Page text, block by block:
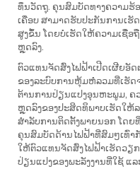
ທຶນວັດຖຸ. ຄຸນສົມບັດທາງຄວາມ
ເຄືອບ ສາມາດຮັບປະກັນການເ
ສູງຂຶ້ນ ໂດຍບໍ່ເຮັດໃຫ້ຄວາມເຊື່ອ
ຫຼຸດລົງ.
ຕົວແທນຈັດສົ່ງໄຟຟ້າເປີດເຜີຍອັ
ຂອງລະບົບການຫຸ້ມຫໍ່ລວມທີ່ເຮັດ
ຕ້ານການປ່ຽນແປງອຸນຫະພູມ, ຄ
ຫຼຸດລົງຂອງປະສິດທິພາບເຮັດໃຫ້
ສຳລັບການຕິດຕັ້ງພາຍນອກ ໂດ
ຄຸນສົມບັດດ້ານໄຟຟ້າທີ່ສົມໆເທົ່
ໃຫ້ຕົວແທນຈັດສົ່ງໄຟຟ້າເຮັດວຽ
ປ່ຽນແປງຂອງພະລັງງານທີ່ໃຊ້ ແ